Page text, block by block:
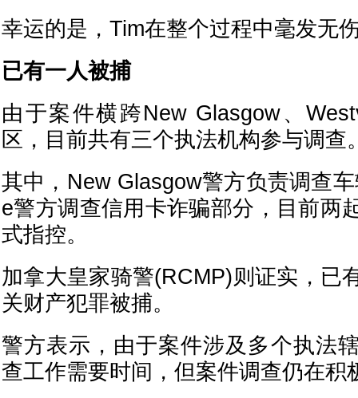
幸运的是，Tim在整个过程中毫发无
已有一人被捕
由于案件横跨New Glasgow、
区，目前共有三个执法机构参与调查
其中，New Glasgow警方负责调查
e警方调查信用卡诈骗部分，目前两
式指控。
加拿大皇家骑警(RCMP)则证实，已
关财产犯罪被捕。
警方表示，由于案件涉及多个执法
查工作需要时间，但案件调查仍在积